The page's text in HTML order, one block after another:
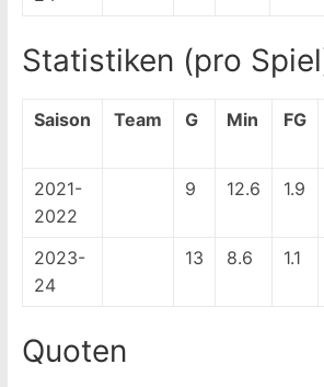
Statistiken (pro
Saison Team G Min FG
2021-
2022
9 12.6 1.9
2023-
24
13 8.6 1.1
Quoten